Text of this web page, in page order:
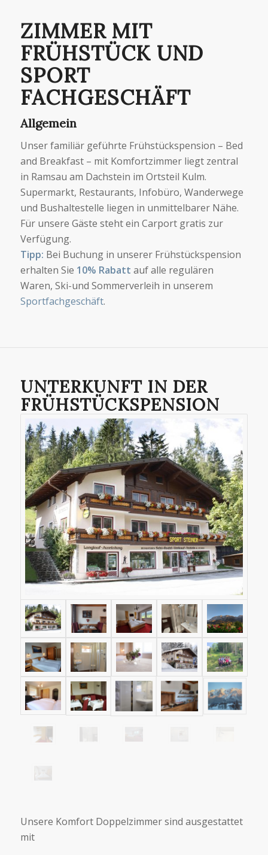
ZIMMER MIT
FRÜHSTÜCK UND
SPORT
FACHGESCHÄFT
Allgemein
Unser familiär geführte Frühstückspension – Bed
and Breakfast – mit Komfortzimmer liegt zentral
in Ramsau am Dachstein im Ortsteil Kulm.
Supermarkt, Restaurants, Infobüro, Wanderwege
und Bushaltestelle liegen in unmittelbarer Nähe.
Für unsere Gäste steht ein Carport gratis zur
Verfügung.
Tipp: Bei Buchung in unserer Frühstückspension
erhalten Sie 10% Rabatt auf alle regulären
Waren, Ski-und Sommerverleih in unserem
Sportfachgeschäft.
UNTERKUNFT IN DER
FRÜHSTÜCKSPENSION
Unsere Komfort Doppelzimmer sind ausgestattet
mit